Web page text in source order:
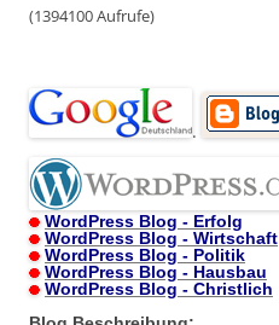
(1394100 Aufrufe)
.
WordPress Blog - Erfolg
WordPress Blog - Wirtschaft
WordPress Blog - Politik
WordPress Blog - Hausbau
WordPress Blog - Christlich